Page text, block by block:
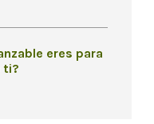
eres para
ti?